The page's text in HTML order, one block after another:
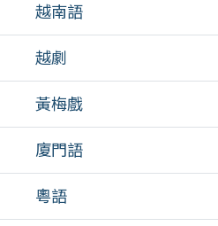
越南語
越劇
黃梅戲
廈門語
粵語